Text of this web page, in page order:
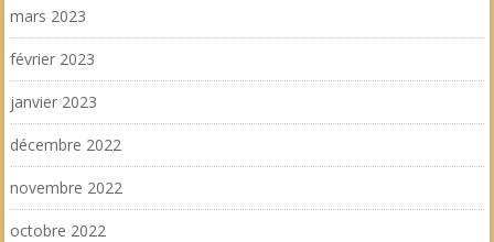
mars 2023
février 2023
janvier 2023
décembre 2022
novembre 2022
octobre 2022